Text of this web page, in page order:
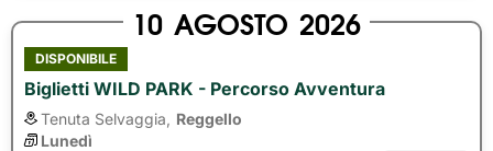
10 AGOSTO 2026
DISPONIBILE
Biglietti WILD PARK - Percorso Avventura
Tenuta Selvaggia,
Reggello
Lunedì